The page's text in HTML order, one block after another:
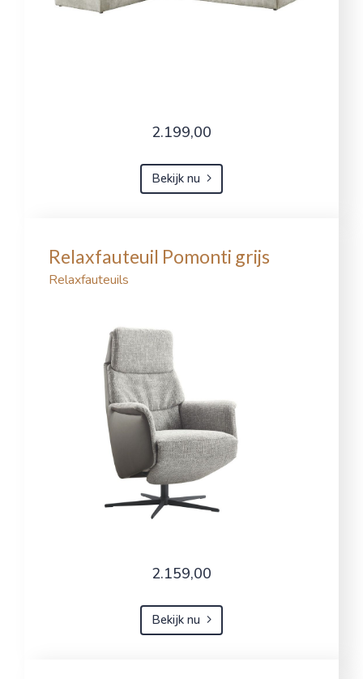
2.199,00
Bekijk nu
Relaxfauteuil Pomonti grijs
Relaxfauteuils
2.159,00
Bekijk nu